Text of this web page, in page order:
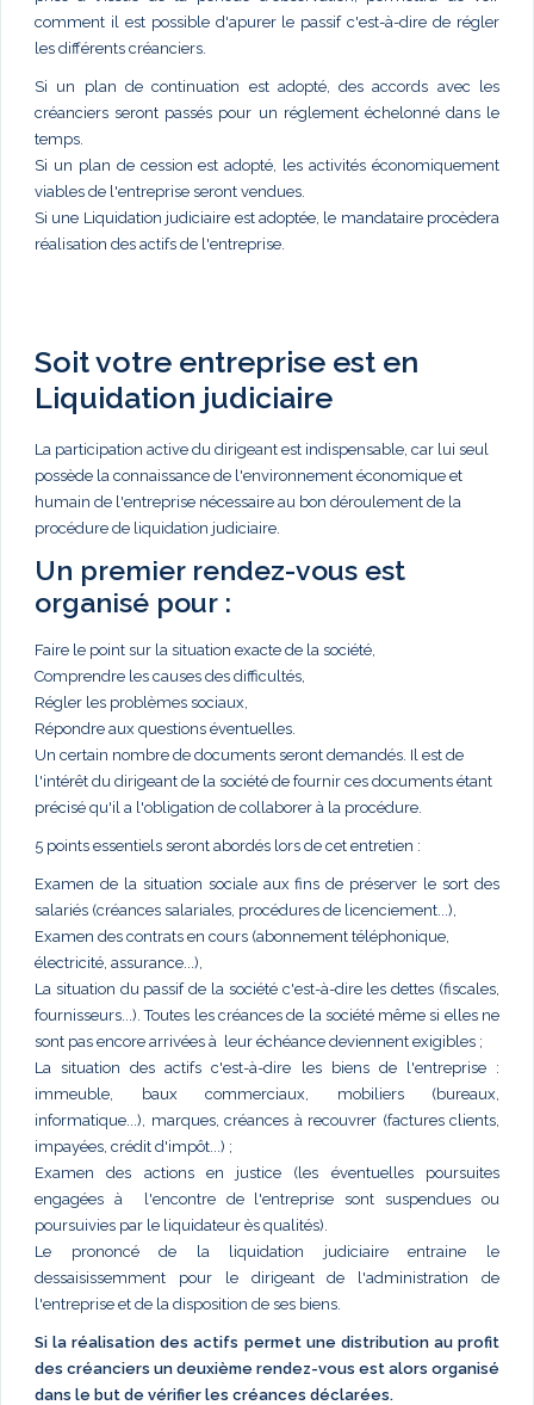
comment il est possible d'apurer le passif c'est-à-dire de régler
les différents créanciers.
Si un plan de continuation est adopté, des accords avec les
créanciers seront passés pour un réglement échelonné dans le
temps.
Si un plan de cession est adopté, les activités économiquement
viables de l'entreprise seront vendues.
Si une Liquidation judiciaire est adoptée, le mandataire procèdera
réalisation des actifs de l'entreprise.
Soit votre entreprise est en
Liquidation judiciaire
La participation active du dirigeant est indispensable, car lui seul
possède la connaissance de l'environnement économique et
humain de l'entreprise nécessaire au bon déroulement de la
procédure de liquidation judiciaire.
Un premier rendez-vous est
organisé pour :
Faire le point sur la situation exacte de la société,
Comprendre les causes des difficultés,
Régler les problèmes sociaux,
Répondre aux questions éventuelles.
Un certain nombre de documents seront demandés. Il est de
l'intérêt du dirigeant de la société de fournir ces documents étant
précisé qu'il a l'obligation de collaborer à la procédure.
5 points essentiels seront abordés lors de cet entretien :
Examen de la situation sociale aux fins de préserver le sort des
salariés (créances salariales, procédures de licenciement...),
Examen des contrats en cours (abonnement téléphonique,
électricité, assurance...),
La situation du passif de la société c'est-à-dire les dettes (fiscales,
fournisseurs...). Toutes les créances de la société même si elles ne
sont pas encore arrivées à leur échéance deviennent exigibles ;
La situation des actifs c'est-à-dire les biens de l'entreprise :
immeuble, baux commerciaux, mobiliers (bureaux,
informatique...), marques, créances à recouvrer (factures clients,
impayées, crédit d'impôt...) ;
Examen des actions en justice (les éventuelles poursuites
engagées à l'encontre de l'entreprise sont suspendues ou
poursuivies par le liquidateur ès qualités).
Le prononcé de la liquidation judiciaire entraine le
dessaisissemment pour le dirigeant de l'administration de
l'entreprise et de la disposition de ses biens.
Si la réalisation des actifs permet une distribution au profit
des créanciers un deuxième rendez-vous est alors organisé
dans le but de vérifier les créances déclarées.